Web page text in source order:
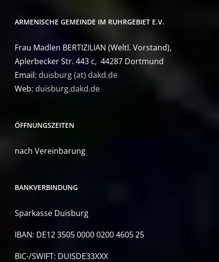
ARMENISCHE GEMEINDE IM RUHRGEBIET E.V.
Frau Madlen BERTIZILIAN (Weltl. Vorstand),
Aplerbecker Str. 443 c, 44287 Dortmund
Email: duisburg (at) dakd.de
Web: duisburg.dakd.de
ÖFFNUNGSZEITEN
nach Vereinbarung
BANKVERBINDUNG
Sparkasse Duisburg
IBAN: DE12 3505 0000 0200 4605 25
BIC-/SWIFT: DUISDE33XXX